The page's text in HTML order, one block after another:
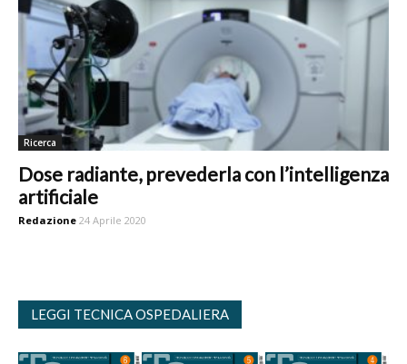
Ricerca
Dose radiante, prevederla con l’intelligenza
artificiale
Redazione 24 Aprile 2020
LEGGI TECNICA OSPEDALIERA